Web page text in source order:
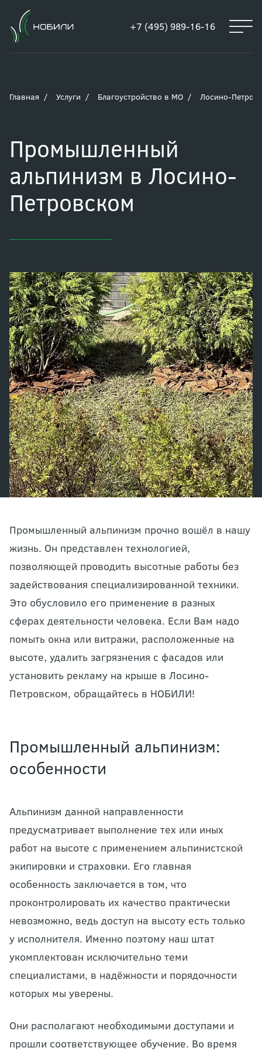
+7 (495) 989-16-16
Главная Услуги Благоустройство в МО Лосино-
Промышленный
альпинизм в Лосино-
Петровском
Промышленный альпинизм прочно вошёл в нашу
жизнь. Он представлен технологией,
позволяющей проводить высотные работы без
задействования специализированной техники.
Это обусловило его применение в разных
сферах деятельности человека. Если Вам надо
помыть окна или витражи, расположенные на
высоте, удалить загрязнения с фасадов или
установить рекламу на крыше в Лосино-
Петровском, обращайтесь в НОБИЛИ!
Промышленный альпинизм:
особенности
Альпинизм данной направленности
предусматривает выполнение тех или иных
работ на высоте с применением альпинистской
экипировки и страховки. Его главная
особенность заключается в том, что
проконтролировать их качество практически
невозможно, ведь доступ на высоту есть только
у исполнителя. Именно поэтому наш штат
укомплектован исключительно теми
специалистами, в надёжности и порядочности
которых мы уверены.
Они располагают необходимыми доступами и
прошли соответствующее обучение. Во время